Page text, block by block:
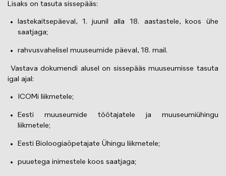
Lisaks on tasuta sissepääs:
lastekaitsepäeval, 1. juunil alla 18. aastastele, koos ühe
saatjaga;
rahvusvahelisel muuseumide päeval, 18. mail.
Vastava dokumendi alusel on sissepääs muuseumisse tasuta
igal ajal:
ICOMi liikmetele;
Eesti muuseumide töötajatele ja muuseumiühingu
liikmetele;
Eesti Bioloogiaõpetajate Ühingu liikmetele;
puuetega inimestele koos saatjaga;